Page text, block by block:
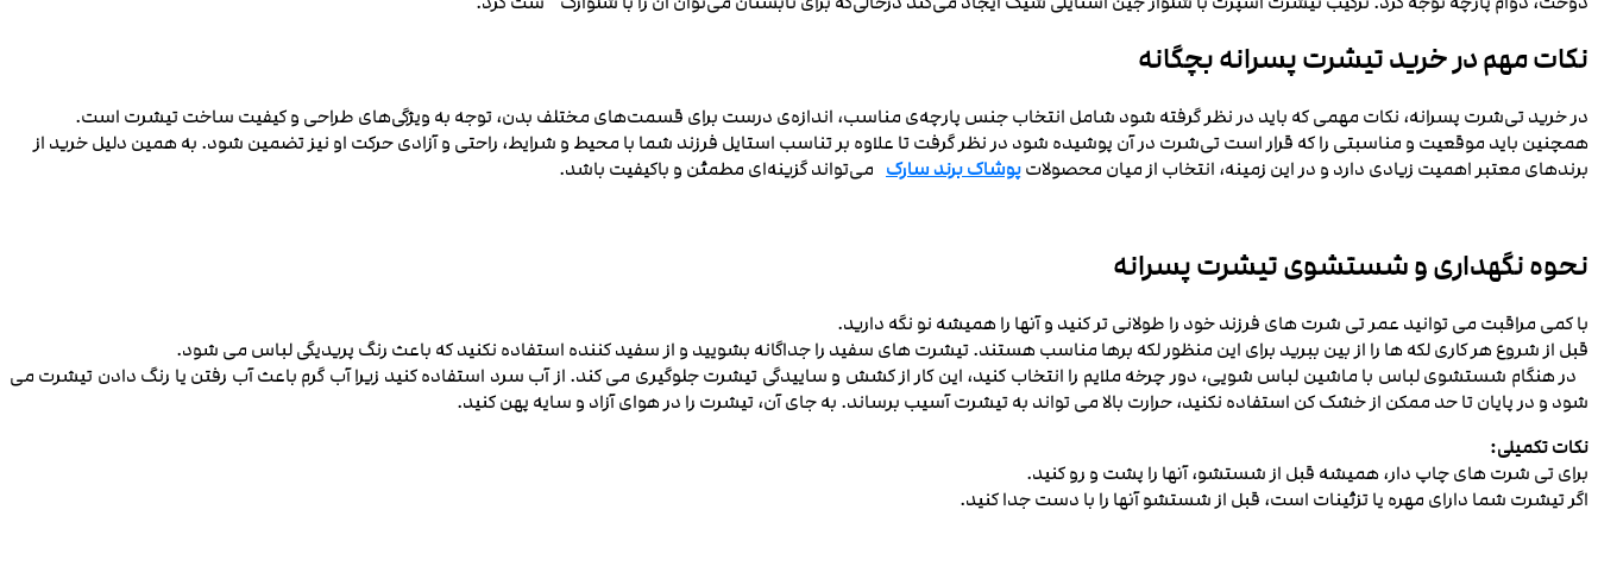
نکات مهم در خرید تیشرت پسرانه بچگانه
در خرید تی‌شرت پسرانه، نکات مهمی که باید در نظر گرفته شود شامل انتخاب جنس پارچه‌ی مناسب، اندازه‌ی درست برای قسمت‌های مختلف بدن، توجه به ویژگی‌های طراحی و کیفیت ساخت تیشرت است.
همچنین باید موقعیت و مناسبتی را که قرار است تی‌شرت در آن پوشیده شود در نظر گرفت تا علاوه بر تناسب استایل فرزند شما با محیط و شرایط، راحتی و آزادی حرکت او نیز تضمین شود. به همین دلیل خرید از
برندهای معتبر اهمیت زیادی دارد و در این زمینه، انتخاب از میان محصولاتپوشاک برند سارک می‌تواند گزینه‌ای مطمئن و باکیفیت باشد.
نحوه نگهداری و شستشوی تیشرت پسرانه
با کمی مراقبت می ‌توانید عمر تی شرت ‌های فرزند خود را طولانی ‌تر کنید و آنها را همیشه نو نگه دارید.
قبل از شروع هر کاری لکه ها را از بین ببرید برای این منظور لکه برها مناسب هستند. تیشرت های سفید را جداگانه بشویید و از سفید کننده استفاده نکنید که باعث رنگ پریدیگی لباس می شود.
در هنگام شستشوی لباس با ماشین لباس شویی، دور چرخه ملایم را انتخاب کنید، این کار از کشش و ساییدگی تیشرت جلوگیری می ‌کند. از آب سرد استفاده کنید زیرا آب گرم باعث آب رفتن یا رنگ دادن تیشرت می
شود و در پایان تا حد ممکن از خشک ‌کن استفاده نکنید، حرارت بالا می ‌تواند به تیشرت آسیب برساند. به جای آن، تیشرت را در هوای آزاد و سایه پهن کنید.
نکات تکمیلی:
برای تی شرت ‌های چاپ دار، همیشه قبل از شستشو، آنها را پشت و رو کنید.
اگر تیشرت شما دارای مهره یا تزئینات است، قبل از شستشو آنها را با دست جدا کنید.